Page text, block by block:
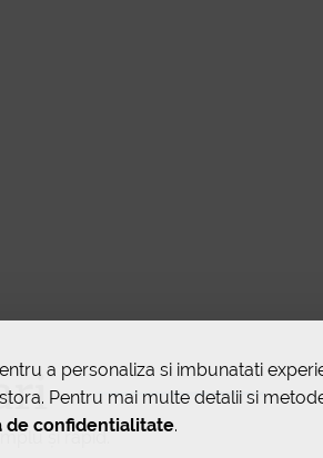
și rapid.
a personaliza si imbunatati
Pentru mai multe detalii si
de confidentialitate.